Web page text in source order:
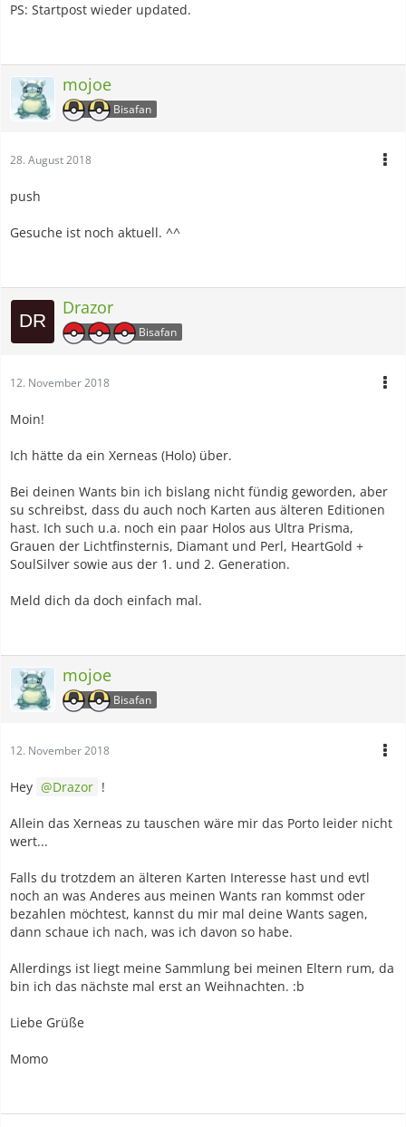
PS: Startpost wieder updated.
mojoe
Bisafan
28. August 2018
push
Gesuche ist noch aktuell. ^^
Drazor
Bisafan
12. November 2018
Moin!
Ich hätte da ein Xerneas (Holo) über.
Bei deinen Wants bin ich bislang nicht fündig geworden, aber
su schreibst, dass du auch noch Karten aus älteren Editionen
hast. Ich such u.a. noch ein paar Holos aus Ultra Prisma,
Grauen der Lichtfinsternis, Diamant und Perl, HeartGold +
SoulSilver sowie aus der 1. und 2. Generation.
Meld dich da doch einfach mal.
mojoe
Bisafan
12. November 2018
Hey Drazor !
Allein das Xerneas zu tauschen wäre mir das Porto leider nicht
wert...
Falls du trotzdem an älteren Karten Interesse hast und evtl
noch an was Anderes aus meinen Wants ran kommst oder
bezahlen möchtest, kannst du mir mal deine Wants sagen,
dann schaue ich nach, was ich davon so habe.
Allerdings ist liegt meine Sammlung bei meinen Eltern rum, da
bin ich das nächste mal erst an Weihnachten. :b
Liebe Grüße
Momo